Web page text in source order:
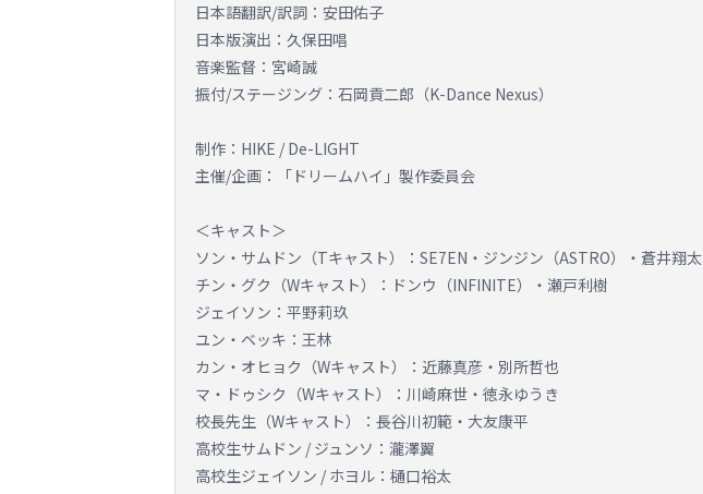
日本語翻訳/訳詞：安田佑子
日本版演出：久保田唱
音楽監督：宮崎誠
振付/ステージング：石岡貢二郎（K-Dance Nexus）
制作：HIKE / De-LIGHT
主催/企画：「ドリームハイ」製作委員会
＜キャスト＞
ソン・サムドン（Tキャスト）：SE7EN・ジンジン（ASTRO）・蒼井翔太
チン・グク（Wキャスト）：ドンウ（INFINITE）・瀬戸利樹
ジェイソン：平野莉玖
ユン・ベッキ：王林
カン・オヒョク（Wキャスト）：近藤真彦・別所哲也
マ・ドゥシク（Wキャスト）：川崎麻世・徳永ゆうき
校長先生（Wキャスト）：長谷川初範・大友康平
高校生サムドン / ジュンソ：瀧澤翼
高校生ジェイソン / ホヨル：樋口裕太